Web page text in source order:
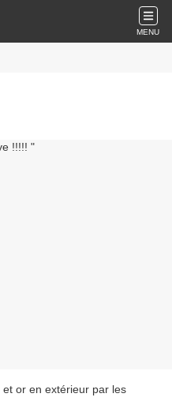
MENU
or en extérieur par les